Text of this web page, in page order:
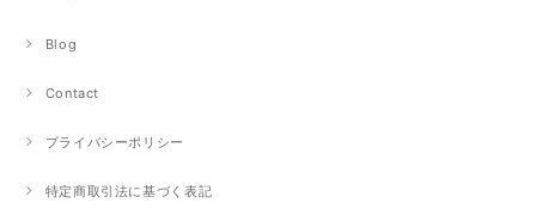
Blog
Contact
プライバシーポリシー
特定商取引法に基づく表記